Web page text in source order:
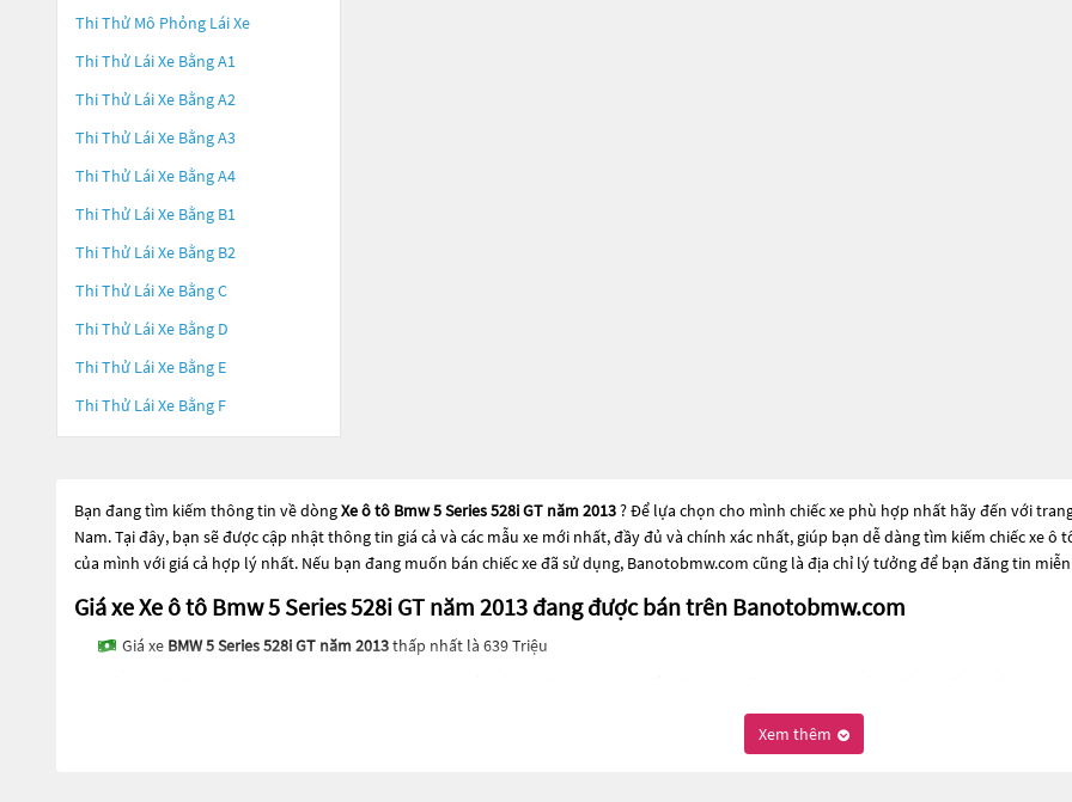
Thi Thử Mô Phỏng Lái Xe
Thi Thử Lái Xe Bằng A1
Thi Thử Lái Xe Bằng A2
Thi Thử Lái Xe Bằng A3
Thi Thử Lái Xe Bằng A4
Thi Thử Lái Xe Bằng B1
Thi Thử Lái Xe Bằng B2
Thi Thử Lái Xe Bằng C
Thi Thử Lái Xe Bằng D
Thi Thử Lái Xe Bằng E
Thi Thử Lái Xe Bằng F
Bạn đang tìm kiếm thông tin về dòngXe ô tô Bmw 5 Series 528i GT năm 2013? Để lựa chọn cho mình chiếc xe phù hợp nhất hãy đến với
Nam. Tại đây, bạn sẽ được cập nhật thông tin giá cả và các mẫu xe mới nhất, đầy đủ và chính xác nhất, giúp bạn dễ dàng tìm kiếm chiếc xe
của mình với giá cả hợp lý nhất. Nếu bạn đang muốn bán chiếc xe đã sử dụng, Banotobmw.com cũng là địa chỉ lý tưởng để bạn đăng tin
Giá xe Xe ô tô Bmw 5 Series 528i GT năm 2013 đang được bán trên Banotobmw.com
Giá xe BMW 5 Series 528i GT năm 2013thấp nhất là 639 Triệu
Xe ô tô Bmw 5 Series 528i GT năm 2013này có thể là những dòng xe đời cũ đã
này đều được kiểm tra và bảo dưỡng kỹ lưỡng để đảm bảo chất lượng
Xem thêm